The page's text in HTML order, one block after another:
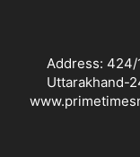
Address: 424/
Uttarakhand-